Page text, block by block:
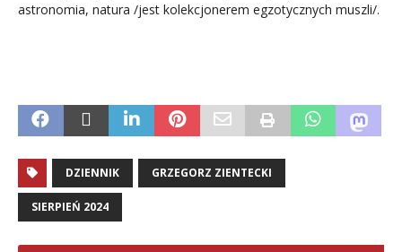
astronomia, natura /jest kolekcjonerem egzotycznych muszli/.
DZIENNIK GRZEGORZ ZIENTECKI
SIERPIEŃ 2024